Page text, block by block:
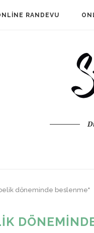
RANDEVU
döneminde beslenme"